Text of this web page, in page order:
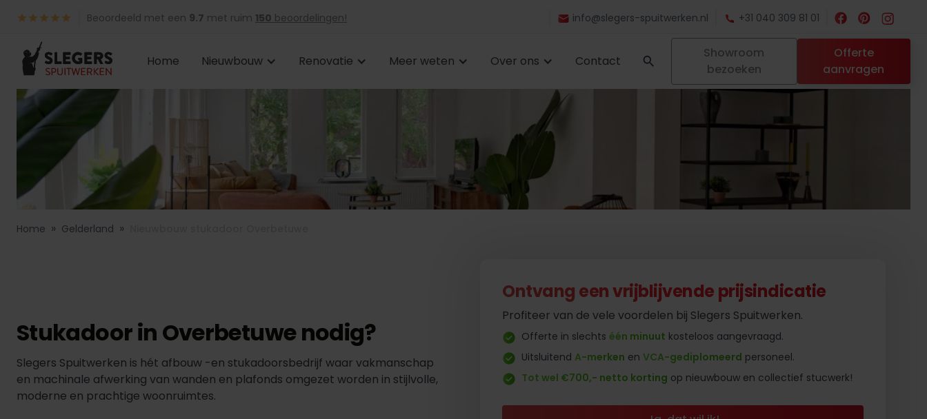
Beoordeeld met een 9.7 met ruim 150 beoordelingen! info@slegers-spuitwerken.nl +31 040 309 81 01
Home Nieuwbouw Renovatie Meer weten Over ons Contact
Showroom
bezoeken
Offerte
aanvragen
Home » Gelderland »
Stukadoor in Overbetuwe nodig?
Slegers Spuitwerken is hét afbouw -en stukadoorsbedrijf waar vakmanschap
en machinale afwerking van wanden en plafonds omgezet worden in stijlvolle,
moderne en prachtige woonruimtes.
Ontvang een vrijblijvende prijsindicatie
Profiteer van de vele voordelen bij Slegers Spuitwerken.
Offerte in slechts één minuut kosteloos aangevraagd.
Uitsluitend A-merken en VCA-gediplomeerd personeel.
Tot wel €700,- netto korting op nieuwbouw en collectief stucwerk!